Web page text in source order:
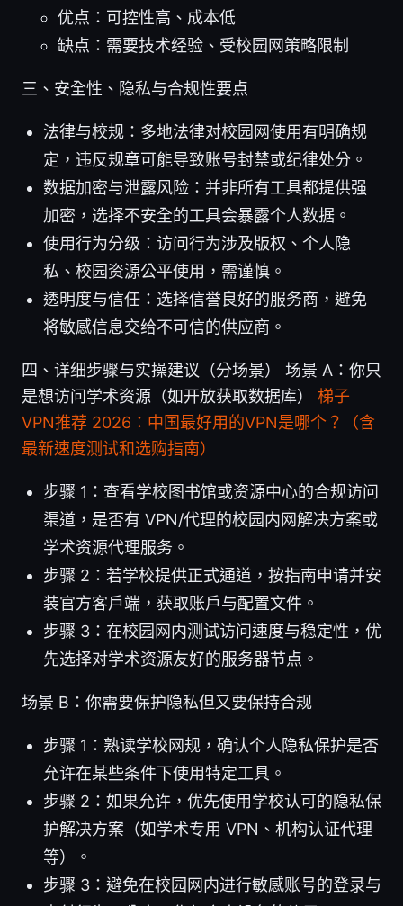
优点：可控性高、成本低
缺点：需要技术经验、受校园网策略限制
三、安全性、隐私与合规性要点
法律与校规：多地法律对校园网使用有明确规
定，违反规章可能导致账号封禁或纪律处分。
数据加密与泄露风险：并非所有工具都提供强
加密，选择不安全的工具会暴露个人数据。
使用行为分级：访问行为涉及版权、个人隐
私、校园资源公平使用，需谨慎。
透明度与信任：选择信誉良好的服务商，避免
将敏感信息交给不可信的供应商。
四、详细步骤与实操建议（分场景） 场景 A：你只
是想访问学术资源（如开放获取数据库） 梯子
VPN推荐 2026：中国最好用的VPN是哪个？（含
最新速度测试和选购指南）
步骤 1：查看学校图书馆或资源中心的合规访问
渠道，是否有 VPN/代理的校园内网解决方案或
学术资源代理服务。
步骤 2：若学校提供正式通道，按指南申请并安
装官方客户端，获取账户与配置文件。
步骤 3：在校园网内测试访问速度与稳定性，优
先选择对学术资源友好的服务器节点。
场景 B：你需要保护隐私但又要保持合规
步骤 1：熟读学校网规，确认个人隐私保护是否
允许在某些条件下使用特定工具。
步骤 2：如果允许，优先使用学校认可的隐私保
护解决方案（如学术专用 VPN、机构认证代理
等）。
步骤 3：避免在校园网内进行敏感账号的登录与